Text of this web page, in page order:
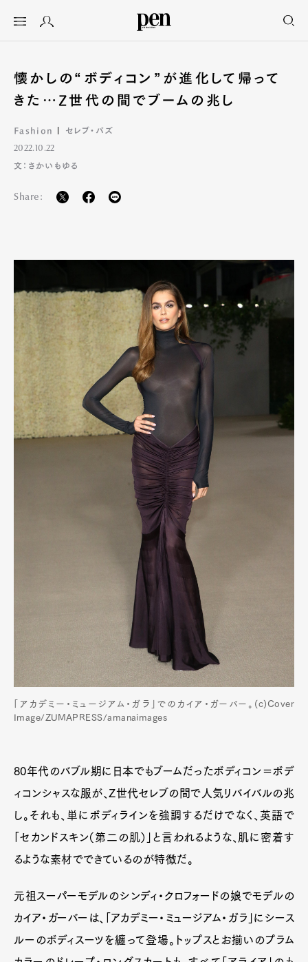
懐かしの“ボディコン”が進化して帰って
きた…Z世代の間でブームの兆し
Fashion セレブ・バズ
2022.10.22
文：さかいもゆる
Share:
「アカデミー・ミュージアム・ガラ」でのカイア・ガーバー。(c)Cover
Image/ZUMAPRESS/amanaimages
80年代のバブル期に日本でもブームだったボディコン＝ボデ
ィコンシャスな服が、Z世代セレブの間で人気リバイバルの兆
し。それも、単にボディラインを強調するだけでなく、英語で
「セカンドスキン（第二の肌）」と言われるような、肌に密着す
るような素材でできているのが特徴だ。
元祖スーパーモデルのシンディ・クロフォードの娘でモデルの
カイア・ガーバーは、「アカデミー・ミュージアム・ガラ」にシース
ルーのボディスーツを纏って登場。トップスとお揃いのプラム